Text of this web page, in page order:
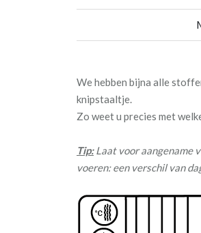
We hebben bijna alle
knipstaaltje.
Zo weet u precies met
Tip:Laat voor aangename
voeren: een verschil van